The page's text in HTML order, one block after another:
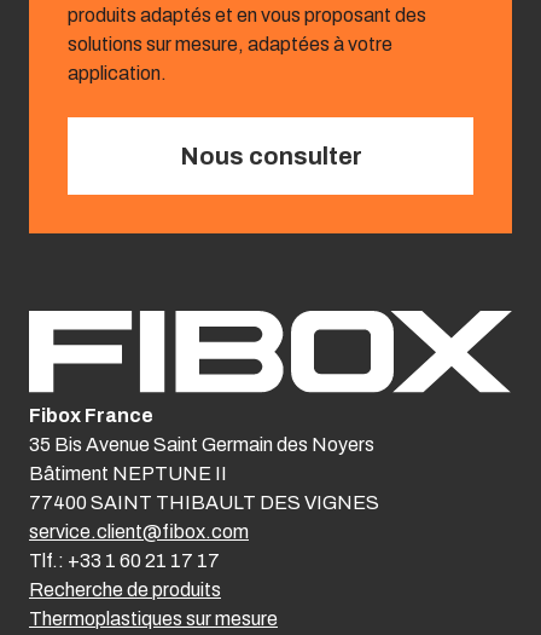
produits adaptés et en vous proposant des
solutions sur mesure, adaptées à votre
application.
Nous consulter
Recherche de produits
Thermoplastiques sur mesure
Fibox France
35 Bis Avenue Saint Germain des Noyers
Bâtiment NEPTUNE II
77400 SAINT THIBAULT DES VIGNES
service.client@fibox.com
Tlf.: +33 1 60 21 17 17